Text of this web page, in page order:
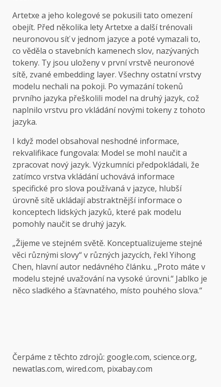
Artetxe a jeho kolegové se pokusili tato omezení
obejít. Před několika lety Artetxe a další trénovali
neuronovou síť v jednom jazyce a poté vymazali to,
co věděla o stavebních kamenech slov, nazývaných
tokeny. Ty jsou uloženy v první vrstvě neuronové
sítě, zvané embedding layer. Všechny ostatní vrstvy
modelu nechali na pokoji. Po vymazání tokenů
prvního jazyka přeškolili model na druhý jazyk, což
naplnilo vrstvu pro vkládání novými tokeny z tohoto
jazyka.
I když model obsahoval neshodné informace,
rekvalifikace fungovala: Model se mohl naučit a
zpracovat nový jazyk. Výzkumníci předpokládali, že
zatímco vrstva vkládání uchovává informace
specifické pro slova používaná v jazyce, hlubší
úrovně sítě ukládají abstraktnější informace o
konceptech lidských jazyků, které pak modelu
pomohly naučit se druhý jazyk.
„Žijeme ve stejném světě. Konceptualizujeme stejné
věci různými slovy“ v různých jazycích, řekl Yihong
Chen, hlavní autor nedávného článku. „Proto máte v
modelu stejné uvažování na vysoké úrovni.“ Jablko je
něco sladkého a šťavnatého, místo pouhého slova.“
Čerpáme z těchto zdrojů: google.com, science.org,
newatlas.com, wired.com, pixabay.com